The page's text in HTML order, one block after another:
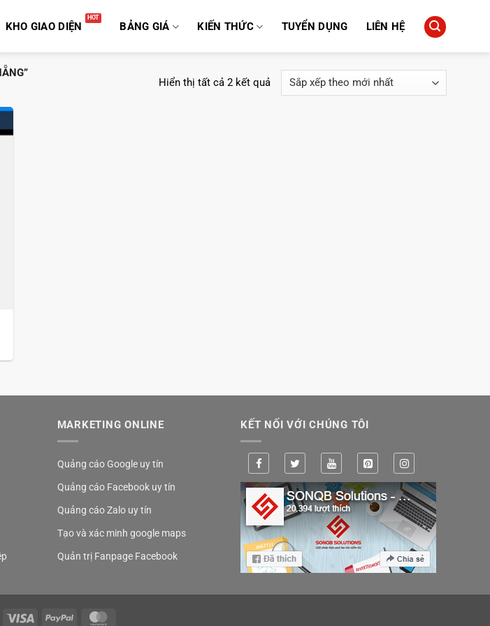
KHO GIAO DIỆN BẢNG GIÁ KIẾN THỨC TUYỂN DỤNG LIÊN HỆ
Hiển thị tất cả 2 kết quả
sắp
MARKETING ONLINE
Quảng cáo Google uy tín
Quảng cáo Facebook uy tín
Quảng cáo Zalo uy tín
Tạo và xác minh google maps
Quản trị Fanpage Facebook
KẾT NỐI VỚI CHÚNG TÔI
Cash Visa PayPal